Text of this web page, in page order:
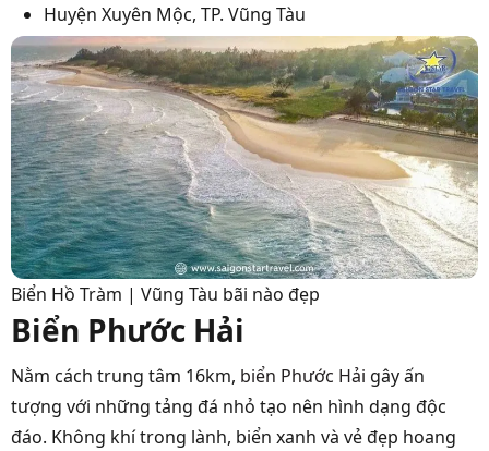
Huyện Xuyên Mộc, TP. Vũng Tàu
Biển Hồ Tràm | Vũng Tàu bãi nào đẹp
Biển Phước Hải
Nằm cách trung tâm 16km, biển Phước Hải gây ấn
tượng với những tảng đá nhỏ tạo nên hình dạng độc
đáo. Không khí trong lành, biển xanh và vẻ đẹp hoang